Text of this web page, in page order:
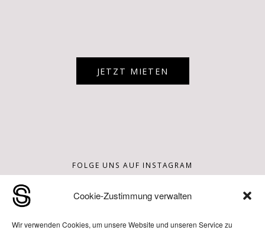
Cookie-Zustimmung verwalten
Wir verwenden Cookies, um unsere Website und unseren Service zu
JETZT MIETEN
FOLGE UNS AUF INSTAGRAM